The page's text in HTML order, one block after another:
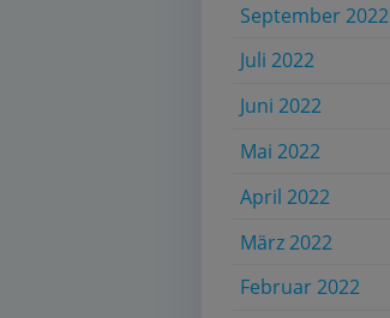
September 2022
Juli 2022
Juni 2022
Mai 2022
April 2022
März 2022
Februar 2022